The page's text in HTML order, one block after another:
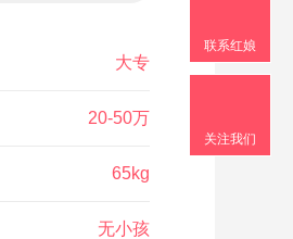
大专
20-50万
65kg
无小孩
联系红娘
关注我们